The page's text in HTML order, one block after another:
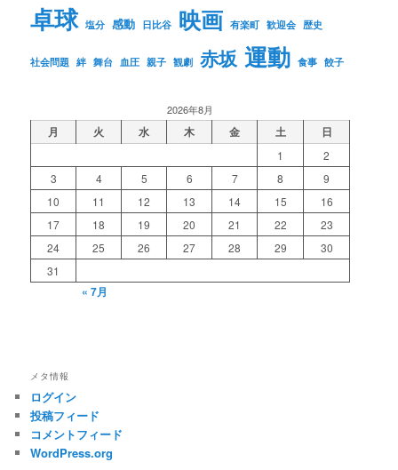
卓球 塩分 感動 日比谷 映画 有楽町 歓迎会 歴史
社会問題 絆 舞台 血圧 親子 観劇 赤坂 運動 食事 餃子
2026年8月
月 火 水 木 金 土 日
1
2
3
4 5 6 7 8
9
10
11 12 13 14 15
16
17
18 19 20 21 22
23
24
25 26 27 28 29
30
31
« 7月
メタ情報
ログイン
投稿フィード
コメントフィード
WordPress.org